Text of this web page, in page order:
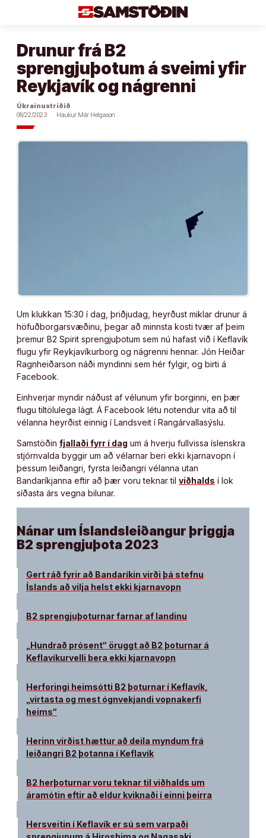
Drunur frá B2
sprengjuþotum á sveimi yfir
Reykjavík og nágrenni
Úkraínustríðið
08/22/2023
Haukur Már Helgason
Um klukkan 15:30 í dag, þriðjudag, heyrðust miklar drunur á
höfuðborgarsvæðinu, þegar að minnsta kosti tvær af þeim
þremur B2 Spirit sprengjuþotum sem nú hafast við í Keflavík
flugu yfir Reykjavíkurborg og nágrenni hennar. Jón Heiðar
Ragnheiðarson náði myndinni sem hér fylgir, og birti á
Facebook.
Einhverjar myndir náðust af vélunum yfir borginni, en þær
flugu tiltölulega lágt. Á Facebook létu notendur vita að til
vélanna heyrðist einnig í Landsveit í Rangárvallasýslu.
Samstöðin fjallaði fyrr í dag um á hverju fullvissa íslenskra
stjórnvalda byggir um að vélarnar beri ekki kjarnavopn í
þessum leiðangri, fyrsta leiðangri vélanna utan
Bandaríkjanna eftir að þær voru teknar til viðhalds í lok
síðasta árs vegna bilunar.
Nánar um Íslandsleiðangur þriggja
B2 sprengjuþota 2023
Gert ráð fyrir að Bandaríkin virði þá stefnu
Íslands að vilja helst ekki kjarnavopn
B2 sprengjuþoturnar farnar af landinu
„Hundrað prósent“ öruggt að B2 þoturnar á
Keflavíkurvelli bera ekki kjarnavopn
Herforingi heimsótti B2 þoturnar í Keflavík,
„virtasta og mest ógnvekjandi vopnakerfi
heims“
Herinn virðist hættur að deila myndum frá
leiðangri B2 þotanna í Keflavík
B2 herþoturnar voru teknar til viðhalds um
áramótin eftir að eldur kviknaði í einni þeirra
Hersveitin í Keflavík er sú sem varpaði